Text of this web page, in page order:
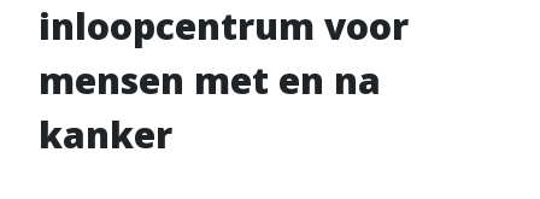
inloopcentrum voor
mensen met en na
kanker